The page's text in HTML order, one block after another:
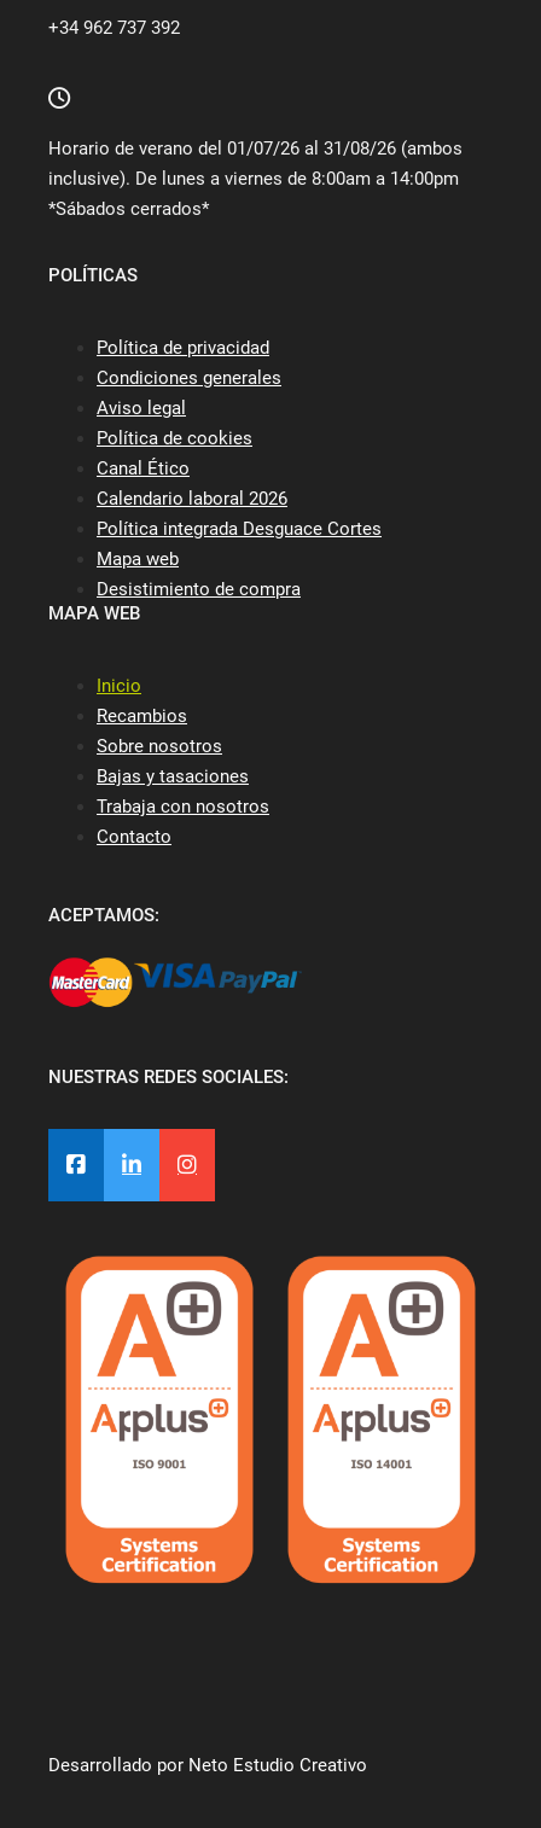
+34 962 737 392
Horario de verano del 01/07/26 al 31/08/26 (ambos
inclusive). De lunes a viernes de 8:00am a 14:00pm
*Sábados cerrados*
POLÍTICAS
Política de privacidad
Condiciones generales
Aviso legal
Política de cookies
Canal Ético
Calendario laboral 2026
Política integrada Desguace Cortes
Mapa web
Desistimiento de compra
MAPA WEB
Inicio
Recambios
Sobre nosotros
Bajas y tasaciones
Trabaja con nosotros
Contacto
ACEPTAMOS:
NUESTRAS REDES SOCIALES:
Desarrollado por Neto Estudio Creativo